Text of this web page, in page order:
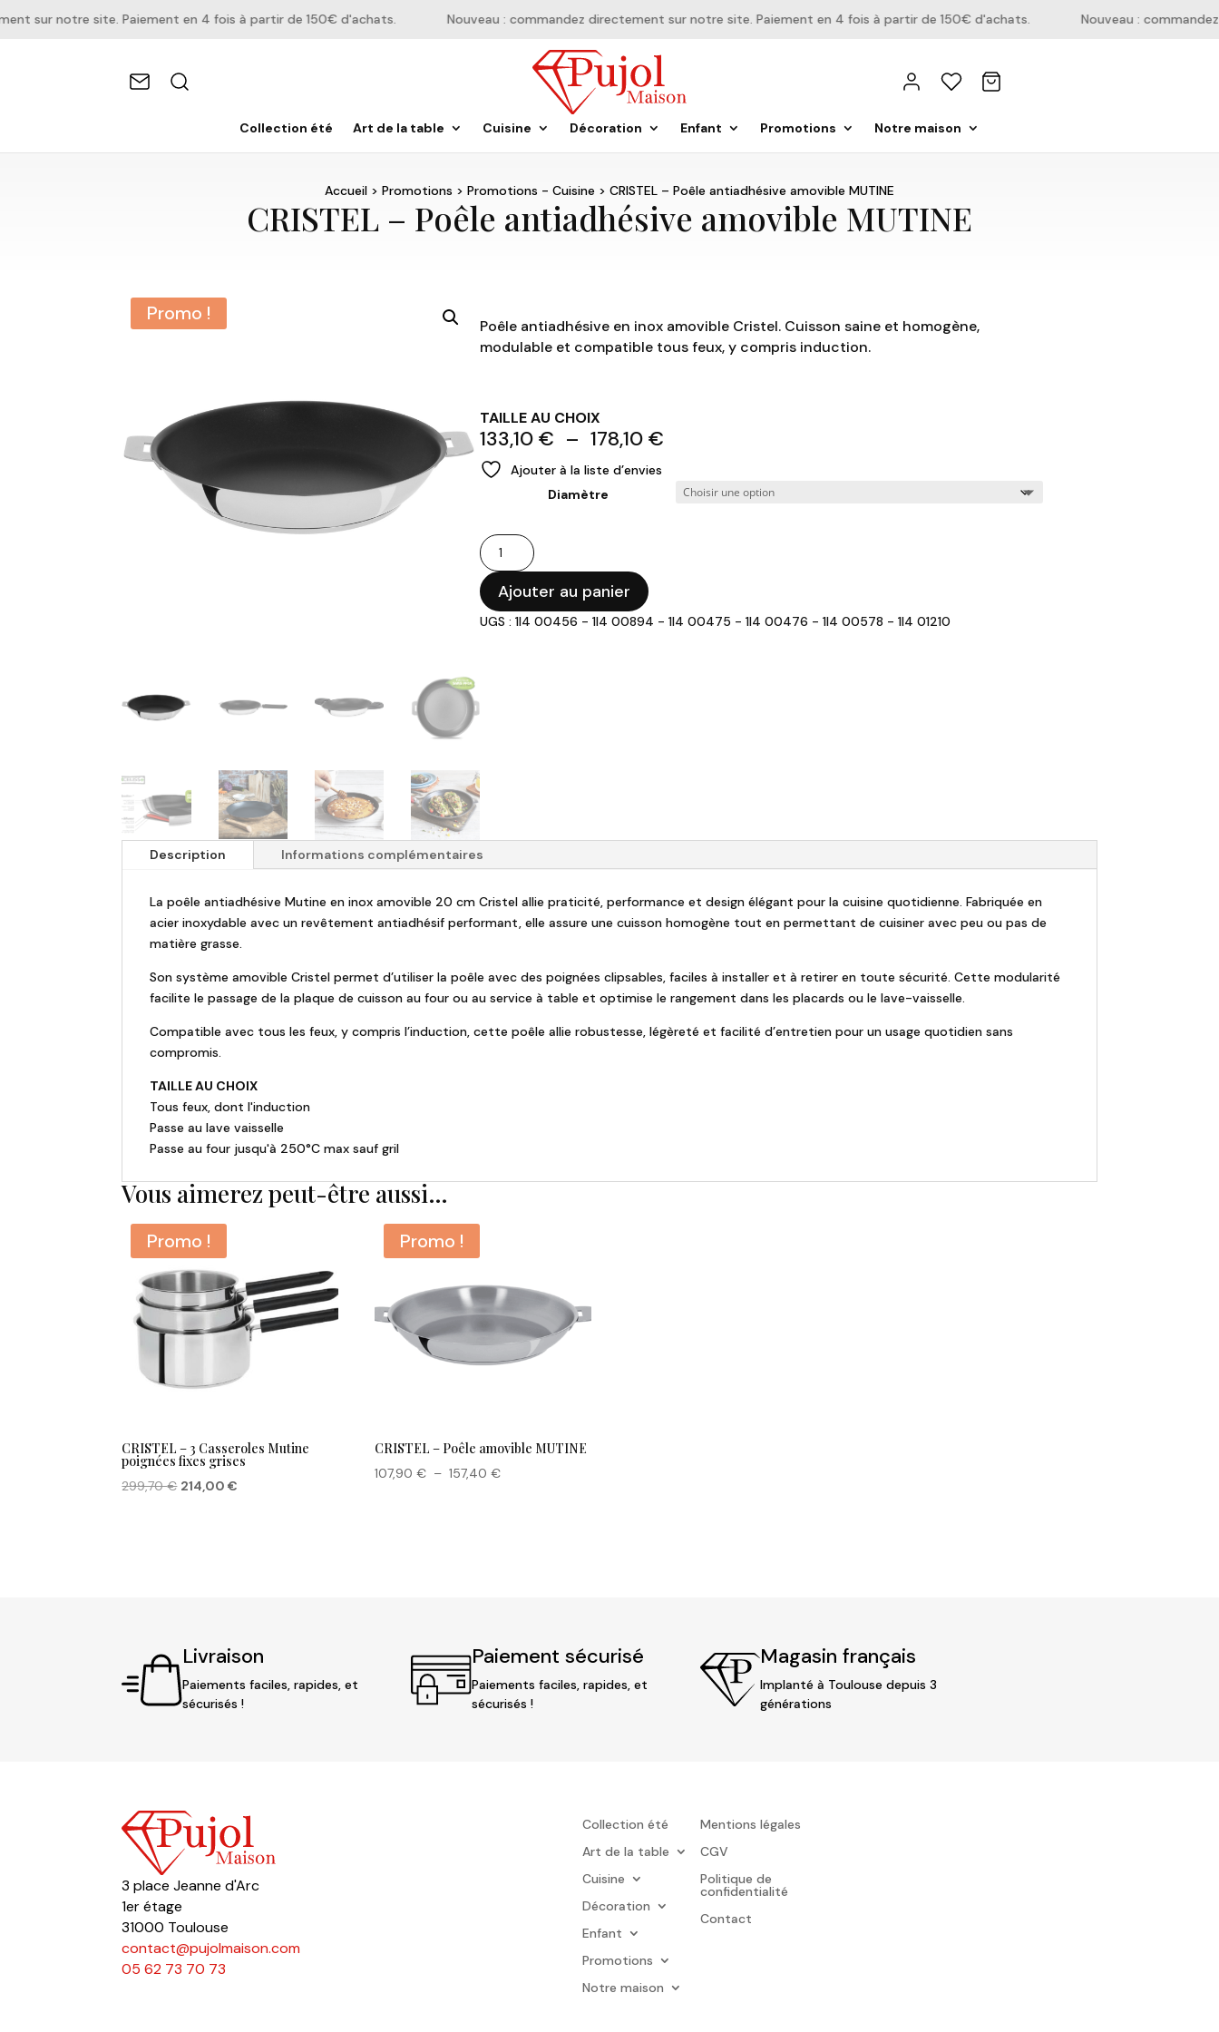
sur notre site. Paiement en 4 fois à partir de 150€ d'achats. Nouveau : commandez directement sur notre site. Paiement en 4 fois à partir de 150€ d'achats. Nouveau :
Collection été Art de la table Cuisine Décoration Enfant Promotions Notre maison
Accueil > Promotions > Promotions - Cuisine > CRISTEL – Poêle antiadhésive amovible MUTINE
CRISTEL – Poêle antiadhésive amovible MUTINE
Promo !
Poêle antiadhésive en inox amovible Cristel. Cuisson saine et homogène,
modulable et compatible tous feux, y compris induction.
TAILLE AU CHOIX
133,10 € – 178,10 €
133,10 €
Ajouter à la liste d’envies
Diamètre
quantité
de
CRISTEL
-
Poêle
Ajouter au panier
UGS : 1I4 00456 - 1I4 00894 - 1I4 00475 - 1I4 00476 - 1I4 00578 - 1I4 01210
Description Informations complémentaires
La poêle antiadhésive Mutine en inox amovible 20 cm Cristel allie praticité, performance et design élégant pour la cuisine quotidienne. Fabriquée en
acier inoxydable avec un revêtement antiadhésif performant, elle assure une cuisson homogène tout en permettant de cuisiner avec peu ou pas de
matière grasse.
Son système amovible Cristel permet d’utiliser la poêle avec des poignées clipsables, faciles à installer et à retirer en toute sécurité. Cette modularité
facilite le passage de la plaque de cuisson au four ou au service à table et optimise le rangement dans les placards ou le lave-vaisselle.
Compatible avec tous les feux, y compris l’induction, cette poêle allie robustesse, légèreté et facilité d’entretien pour un usage quotidien sans
compromis.
TAILLE AU CHOIX
Tous feux, dont l'induction
Passe au lave vaisselle
Passe au four jusqu'à 250°C max sauf gril
Vous aimerez peut-être aussi…
Promo !
CRISTEL – 3 Casseroles Mutine
poignées fixes grises
299,70€ Le
214,00€
Promo !
CRISTEL – Poêle amovible MUTINE
107,90€ – 157,40€Plage
Livraison
Paiements faciles, rapides, et
sécurisés !
Paiement sécurisé
Paiements faciles, rapides, et
sécurisés !
Magasin français
Implanté à Toulouse depuis 3
générations
3 place Jeanne d'Arc
1er étage
31000 Toulouse
contact@pujolmaison.com
05 62 73 70 73
Collection été
Art de la table
Cuisine
Décoration
Enfant
Promotions
Notre maison
Mentions légales
CGV
Politique de
confidentialité
Contact